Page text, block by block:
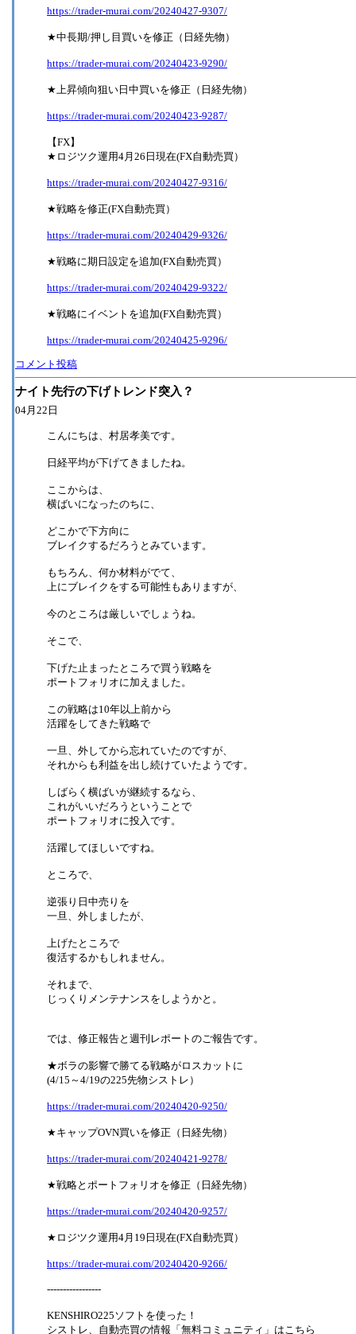
https://trader-murai.com/20240427-9307/
★中長期/押し目買いを修正（日経先物）
https://trader-murai.com/20240423-9290/
★上昇傾向狙い日中買いを修正（日経先物）
https://trader-murai.com/20240423-9287/
【FX】
★ロジツク運用4月26日現在(FX自動売買）
https://trader-murai.com/20240427-9316/
★戦略を修正(FX自動売買）
https://trader-murai.com/20240429-9326/
★戦略に期日設定を追加(FX自動売買）
https://trader-murai.com/20240429-9322/
★戦略にイベントを追加(FX自動売買）
https://trader-murai.com/20240425-9296/
コメント投稿
ナイト先行の下げトレンド突入？
04月22日
こんにちは、村居孝美です。
日経平均が下げてきましたね。
ここからは、
横ばいになったのちに、
どこかで下方向に
ブレイクするだろうとみています。
もちろん、何か材料がでて、
上にブレイクをする可能性もありますが、
今のところは厳しいでしょうね。
そこで、
下げた止まったところで買う戦略を
ポートフォリオに加えました。
この戦略は10年以上前から
活躍をしてきた戦略で
一旦、外してから忘れていたのですが、
それからも利益を出し続けていたようです。
しばらく横ばいが継続するなら、
これがいいだろうということで
ポートフォリオに投入です。
活躍してほしいですね。
ところで、
逆張り日中売りを
一旦、外しましたが、
上げたところで
復活するかもしれません。
それまで、
じっくりメンテナンスをしようかと。
では、修正報告と週刊レポートのご報告です。
★ボラの影響で勝てる戦略がロスカットに
(4/15～4/19の225先物シストレ）
https://trader-murai.com/20240420-9250/
★キャップOVN買いを修正（日経先物）
https://trader-murai.com/20240421-9278/
★戦略とポートフォリオを修正（日経先物）
https://trader-murai.com/20240420-9257/
★ロジツク運用4月19日現在(FX自動売買）
https://trader-murai.com/20240420-9266/
-----------------
KENSHIRO225ソフトを使った！
シストレ、自動売買の情報「無料コミュニティ」はこちら